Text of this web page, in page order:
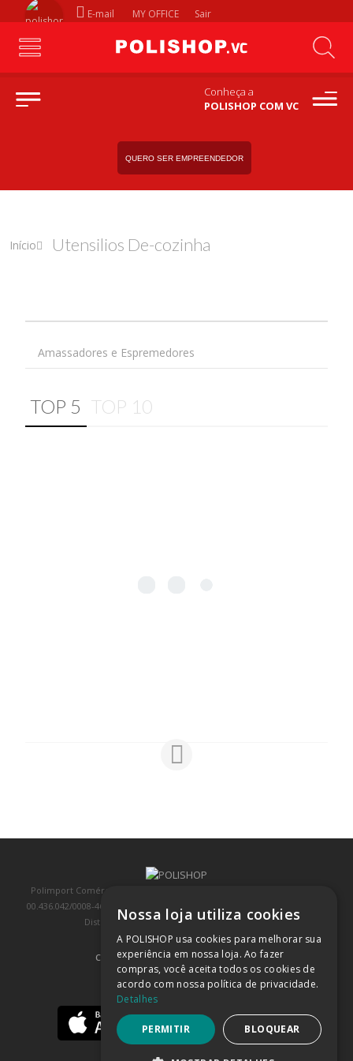
E-mail MY OFFICE Sair
Conheça a
POLISHOP COM VC
QUERO SER EMPREENDEDOR
Início Utensilios De-cozinha
Amassadores e Espremedores
TOP 5 TOP 10
Polimport Comércio e Exportação LTDA, inscrita no CNPJ/MF sob o nº
00.436.042/0008-46, IE 407.458.707.103, com sede na Rua Kanebo, nº 175,
Distrito Industrial, Jundiaí/SP, CEP: 13213-090
COMPRA 100% SEGURA (SAIBA MAIS)
BAIXE NOSSO APP
Nossa loja utiliza cookies
A POLISHOP usa cookies para melhorar sua
experiência em nossa loja. Ao fazer
compras, você aceita todos os cookies de
acordo com nossa política de privacidade.
Detalhes
PERMITIR BLOQUEAR